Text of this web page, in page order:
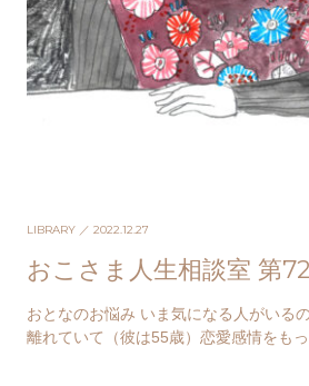
LIBRARY ／ 2022.12.27
おこさま人生相談室 第
おとなのお悩み いま気になる人がいる
離れていて（彼は55歳）恋愛感情をも